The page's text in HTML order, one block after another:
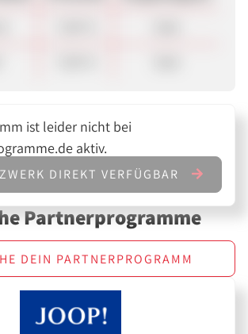
ist leider nicht bei
aktiv.
DIREKT VERFÜGBAR
Partnerprogramme
DEIN PARTNERPROGRAMM